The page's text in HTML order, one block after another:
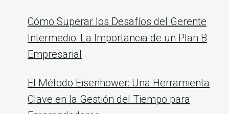
Cómo Superar los Desafíos del Gerente
Intermedio: La Importancia de un Plan B
Empresarial
El Método Eisenhower: Una Herramienta
Clave en la Gestión del Tiempo para